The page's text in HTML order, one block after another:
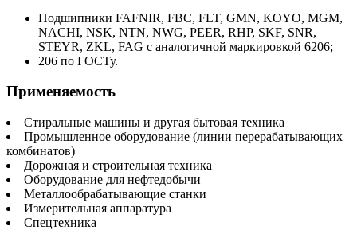
Подшипники FAFNIR, FBC, FLT, GMN, KOYO, MGM,
NACHI, NSK, NTN, NWG, PEER, RHP, SKF, SNR,
STEYR, ZKL, FAG с аналогичной маркировкой 6206;
206 по ГОСТу.
Применяемость
Стиральные машины и другая бытовая техника
Промышленное оборудование (линии перерабатывающих
комбинатов)
Дорожная и строительная техника
Оборудование для нефтедобычи
Металлообрабатывающие станки
Измерительная аппаратура
Спецтехника